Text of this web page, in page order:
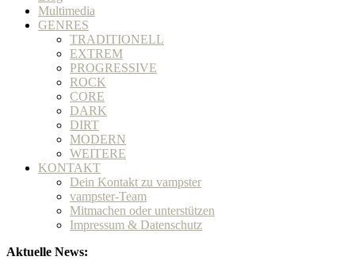
Multimedia
GENRES
TRADITIONELL
EXTREM
PROGRESSIVE
ROCK
CORE
DARK
DIRT
MODERN
WEITERE
KONTAKT
Dein Kontakt zu vampster
vampster-Team
Mitmachen oder unterstützen
Impressum & Datenschutz
Aktuelle News: